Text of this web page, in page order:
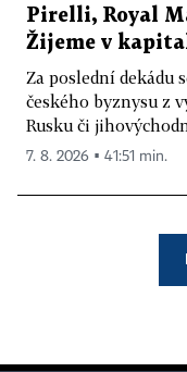
Pirelli, Royal
Žijeme v
Za poslední dekádu
českého byznysu z
Rusku či
7. 8. 2026 ▪ 41:51 min.